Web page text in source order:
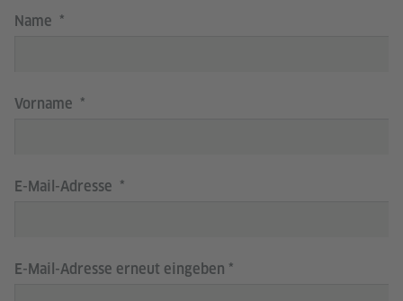
Name
Vorname
E-Mail-Adresse
E-Mail-Adresse erneut eingeben